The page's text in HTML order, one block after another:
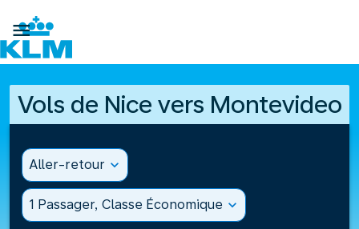

Vols de Nice vers Montevideo
Aller-retour expand_more
1 Passager, Classe Économique expand_more